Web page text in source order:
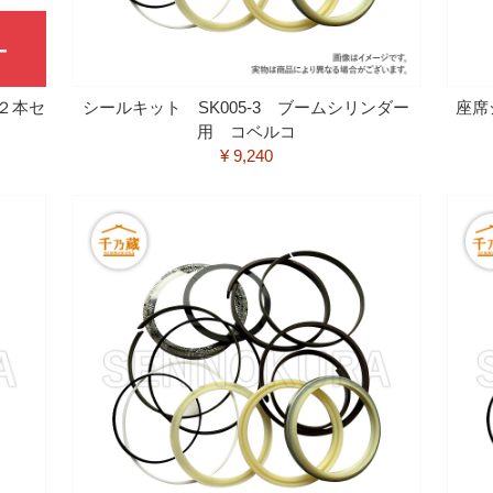
本セ
シールキット SK005-3 ブームシリンダー
用 コベルコ
¥ 9,240
座